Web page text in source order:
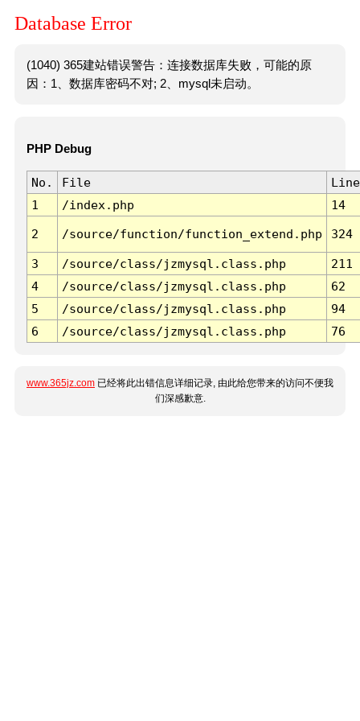
Database Error
(1040) 365建站错误警告：连接数据库失败，可能的原
因：1、数据库密码不对; 2、mysql未启动。
PHP Debug
No. File
Line
1
/index.php 14
2 /source/function/function_extend.php 324
3 /source/class/jzmysql.class.php
211
4
/source/class/jzmysql.class.php
62
5
/source/class/jzmysql.class.php
94
6
/source/class/jzmysql.class.php 76
www.365jz.com 已经将此出错信息详细记录, 由此给您带来的访问不便我
们深感歉意.